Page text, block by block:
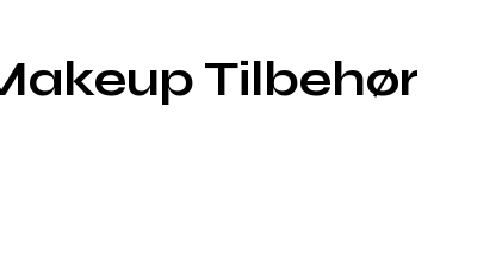
Tilbehør